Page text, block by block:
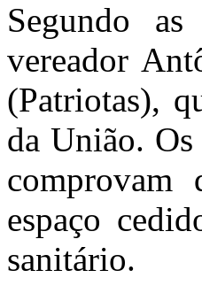
Segundo
vereador
(Patriotas),
da União. Os
espaço
sanitário.